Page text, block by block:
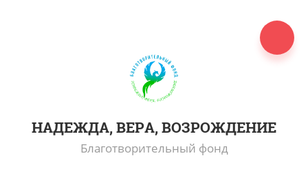
НАДЕЖДА, ВЕРА, ВОЗРОЖДЕНИЕ
Благотворительный фонд